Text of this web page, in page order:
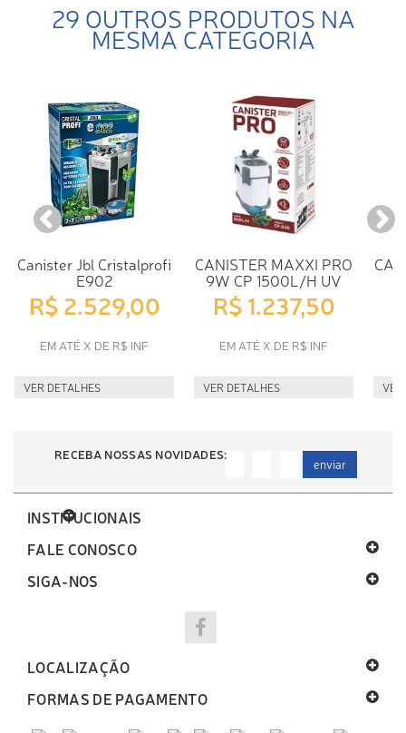
29 OUTROS PRODUTOS NA
MESMA CATEGORIA
Canister Jbl Cristalprofi
E902
R$ 2.529,00
EM ATÉ X DE R$ INF
VER DETALHES
CANISTER MAXXI PRO
9W CP 1500L/H UV
R$ 1.237,50
EM ATÉ X DE R$ INF
VER DETALHES VER
RECEBA NOSSAS NOVIDADES:
enviar
INSTITUCIONAIS
FALE CONOSCO
SIGA-NOS
LOCALIZAÇÃO
FORMAS DE PAGAMENTO